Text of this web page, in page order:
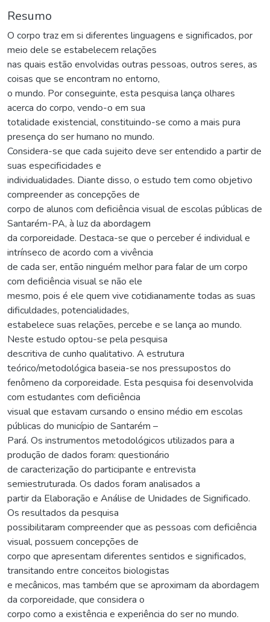
Resumo
O corpo traz em si diferentes linguagens e significados, por
meio dele se estabelecem relações
nas quais estão envolvidas outras pessoas, outros seres, as
coisas que se encontram no entorno,
o mundo. Por conseguinte, esta pesquisa lança olhares
acerca do corpo, vendo-o em sua
totalidade existencial, constituindo-se como a mais pura
presença do ser humano no mundo.
Considera-se que cada sujeito deve ser entendido a partir de
suas especificidades e
individualidades. Diante disso, o estudo tem como objetivo
compreender as concepções de
corpo de alunos com deficiência visual de escolas públicas de
Santarém-PA, à luz da abordagem
da corporeidade. Destaca-se que o perceber é individual e
intrínseco de acordo com a vivência
de cada ser, então ninguém melhor para falar de um corpo
com deficiência visual se não ele
mesmo, pois é ele quem vive cotidianamente todas as suas
dificuldades, potencialidades,
estabelece suas relações, percebe e se lança ao mundo.
Neste estudo optou-se pela pesquisa
descritiva de cunho qualitativo. A estrutura
teórico/metodológica baseia-se nos pressupostos do
fenômeno da corporeidade. Esta pesquisa foi desenvolvida
com estudantes com deficiência
visual que estavam cursando o ensino médio em escolas
públicas do município de Santarém –
Pará. Os instrumentos metodológicos utilizados para a
produção de dados foram: questionário
de caracterização do participante e entrevista
semiestruturada. Os dados foram analisados a
partir da Elaboração e Análise de Unidades de Significado.
Os resultados da pesquisa
possibilitaram compreender que as pessoas com deficiência
visual, possuem concepções de
corpo que apresentam diferentes sentidos e significados,
transitando entre conceitos biologistas
e mecânicos, mas também que se aproximam da abordagem
da corporeidade, que considera o
corpo como a existência e experiência do ser no mundo.